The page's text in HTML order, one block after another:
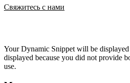
Свяжитесь с нами
Your Dynamic Snippet will be displayed
displayed because you did not provide
use.